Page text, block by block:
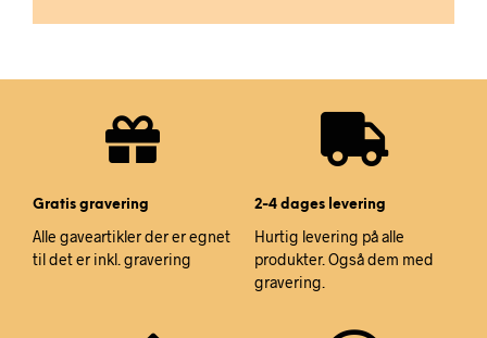
Gratis gravering
Alle gaveartikler der er egnet
til det er inkl. gravering
2-4 dages levering
Hurtig levering på alle
produkter. Også dem med
gravering.